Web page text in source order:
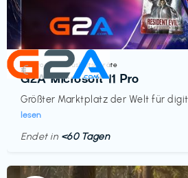
Elektronik & Haushaltsgeräte
G2A Microsoft 11 Pro
Größter Marktplatz der Welt für
lesen
€‎
Endet in <60 Tagen